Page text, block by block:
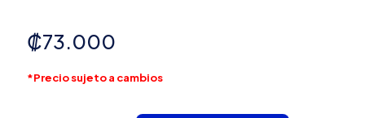
₡73.000
*Precio sujeto a cambios